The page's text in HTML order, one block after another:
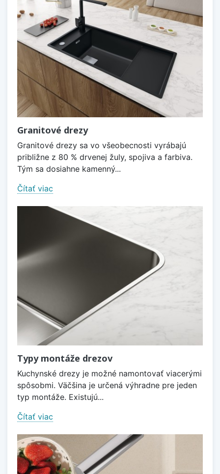
Granitové drezy
Granitové drezy sa vo všeobecnosti vyrábajú
približne z 80 % drvenej žuly, spojiva a farbiva.
Tým sa dosiahne kamenný...
Čítať viac
Typy montáže drezov
Kuchynské drezy je možné namontovať viacerými
spôsobmi. Väčšina je určená výhradne pre jeden
typ montáže. Existujú...
Čítať viac